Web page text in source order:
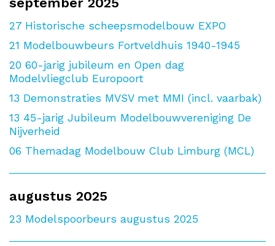
27 Historische scheepsmodelbouw EXPO
21 Modelbouwbeurs Fortveldhuis 1940-1945
20 60-jarig jubileum en Open dag
Modelvliegclub Europoort
13 Demonstraties MVSV met MMI (incl. vaarbak)
13 45-jarig Jubileum Modelbouwvereniging De
Nijverheid
06 Themadag Modelbouw Club Limburg (MCL)
augustus 2025
23 Modelspoorbeurs augustus 2025